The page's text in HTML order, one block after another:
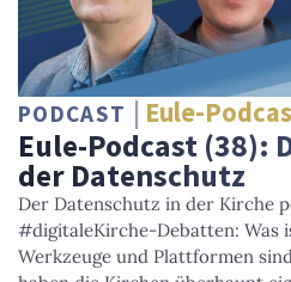
PODCAST Eule-
Eule-Podcast (38):
der Datenschutz
Der Datenschutz in der Kirche
#digitaleKirche-Debatten: Was
Werkzeuge und Plattformen